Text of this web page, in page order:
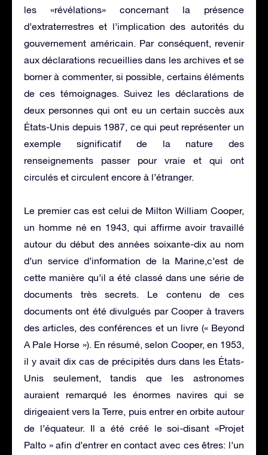
les «révélations» concernant la présence
d’extraterrestres et l’implication des autorités du
gouvernement américain. Par conséquent, revenir
aux déclarations recueillies dans les archives et se
borner à commenter, si possible, certains éléments
de ces témoignages. Suivez les déclarations de
deux personnes qui ont eu un certain succès aux
États-Unis depuis 1987, ce qui peut représenter un
exemple significatif de la nature des
renseignements passer pour vraie et qui ont
circulés et circulent encore à l’étranger.
Le premier cas est celui de Milton William Cooper,
un homme né en 1943, qui affirme avoir travaillé
autour du début des années soixante-dix au nom
d’un service d’information de la Marine,c’est de
cette manière qu’il a été classé dans une série de
documents très secrets. Le contenu de ces
documents ont été divulgués par Cooper à travers
des articles, des conférences et un livre (« Beyond
A Pale Horse »). En résumé, selon Cooper, en 1953,
il y avait dix cas de précipités durs dans les États-
Unis seulement, tandis que les astronomes
auraient remarqué les énormes navires qui se
dirigeaient vers la Terre, puis entrer en orbite autour
de l’équateur. Il a été créé le soi-disant «Projet
Palto » afin d’entrer en contact avec ces êtres: l’un